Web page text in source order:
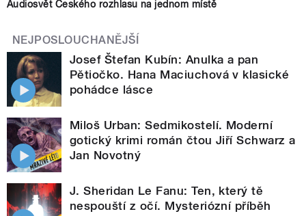
Audiosvět Českého rozhlasu na jednom místě
NEJPOSLOUCHANĚJŠÍ
Josef Štefan Kubín: Anulka a pan
Pětiočko. Hana Maciuchová v klasické
pohádce lásce
Miloš Urban: Sedmikostelí. Moderní
gotický krimi román čtou Jiří Schwarz a
Jan Novotný
J. Sheridan Le Fanu: Ten, který tě
nespouští z očí. Mysteriózní příběh